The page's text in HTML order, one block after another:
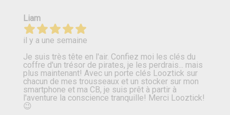
Liam
il y a une semaine
Je suis très tête en l'air. Confiez moi les clés du
coffre d'un trésor de pirates, je les perdrais... mais
plus maintenant! Avec un porte clés Looztick sur
chacun de mes trousseaux et un stocker sur mon
smartphone et ma CB, je suis prêt à partir à
l'aventure la conscience tranquille! Merci Looztick!
😉